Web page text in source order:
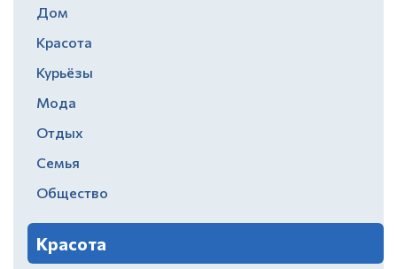
Дом
Красота
Курьёзы
Мода
Отдых
Семья
Общество
Красота